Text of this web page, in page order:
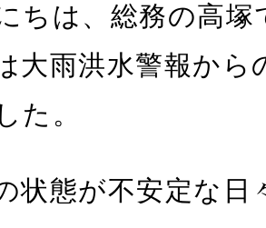
ちは、総務の高塚
大雨洪水警報から
た。
状態が不安定な日